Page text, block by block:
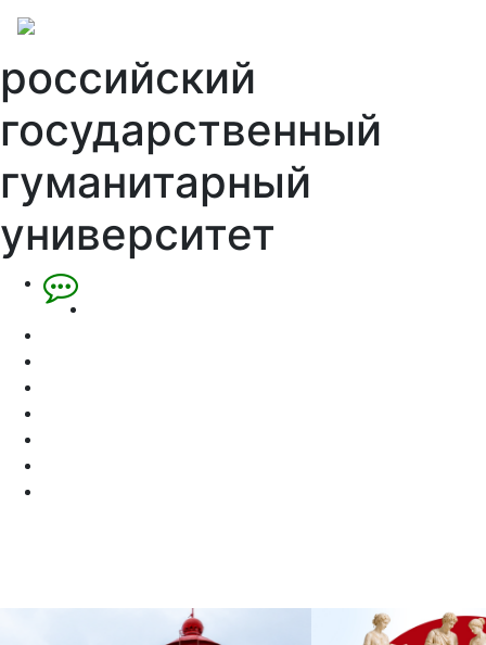
российский
государственный
гуманитарный
университет